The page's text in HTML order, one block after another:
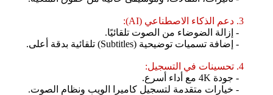
3. دعم الذكاء الاصطناعي (AI):
- إزالة الضوضاء من الصوت تلقائيًا.
- إضافة تسميات توضيحية (Subtitles) تلقائية بدقة أعلى.
4. تحسينات في التسجيل:
- جودة 4K مع أداء أسرع.
- خيارات متقدمة لتسجيل كاميرا الويب ونظام الصوت.